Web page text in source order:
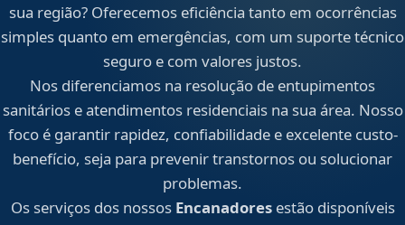
sua região? Oferecemos eficiência tanto em ocorrências
simples quanto em emergências, com um suporte técnico
seguro e com valores justos.
Nos diferenciamos na resolução de entupimentos
sanitários e atendimentos residenciais na sua área. Nosso
foco é garantir rapidez, confiabilidade e excelente custo-
benefício, seja para prevenir transtornos ou solucionar
problemas.
Os serviços dos nossos Encanadoresestão disponíveis